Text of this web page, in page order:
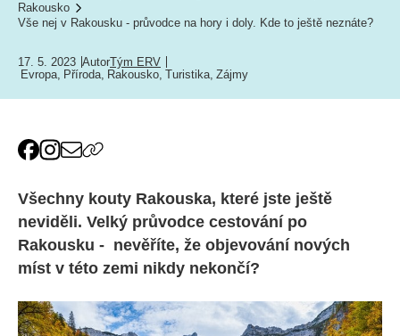
Rakousko
Vše nej v Rakousku - průvodce na hory i doly. Kde to ještě neznáte?
17. 5. 2023 AutorTým ERV
Evropa, Příroda, Rakousko, Turistika, Zájmy
Všechny kouty Rakouska, které jste ještě
neviděli. Velký průvodce cestování po
Rakousku - nevěříte, že objevování nových
míst v této zemi nikdy nekončí?